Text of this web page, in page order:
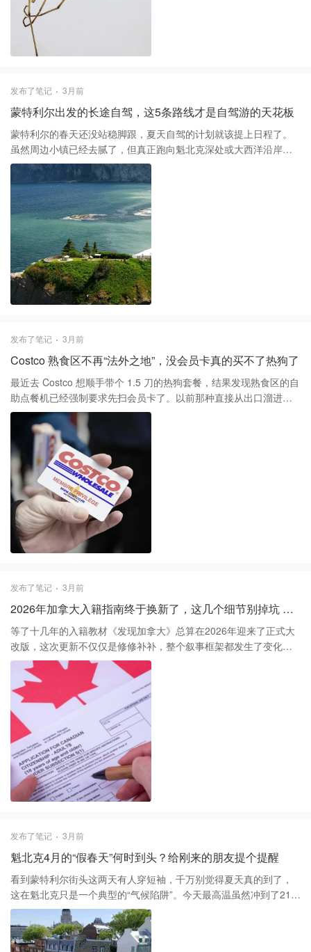
在“相亲”，它们通过集群飞行来吸引雌性。 3️⃣ 生态功臣：虽然烦
人，但它们是食物链的重要一环，鱼类、青蛙、水鸟都靠它们填饱
肚子。 4️⃣ 寿命极短：摇蚊成虫的寿命通常只有一周左右。这种大规
模爆发一年可能发生3到4次。 5️⃣ 绝对安全：它们完全不咬人！ 虽
病。 🔸 如何应对这些“不速之客”？ 如果你想避免摇蚊在自家门口聚
集，请记住以下两点： ▪️ 关掉门灯：摇蚊具有强烈的趋光性，明亮
的灯光会引虫入室。 ▪️ 守好门窗：确保家中纱窗严丝合缝，进出随
手关门。 ▪️ 户外贴士：去湖边（如 Lakeshore）散步的小伙伴建议
戴好口罩，以免因“虫云”密集而不小心“加餐”。 这些小生命虽然生命
周期短暂，却是多伦多自然生态的一部分。看到它们，说明夏天真
的要来啦！
发布了笔记 3月前
蒙特利尔出发的长途自驾，这5条路线才是自驾游的天花板
蒙特利尔的春天还没站稳脚跟，夏天自驾的计划就该提上日程了。
虽然周边小镇已经去腻了，但真正跑向魁北克深处或大西洋沿岸的
长途路线，才是能让人彻底放松的“灵魂重启”。 1️⃣ 首推加斯佩半岛
环线。沿着132号公路开到天荒地老，重点是Percé Rock。那种左
手是大海、右手是悬崖的视觉冲击，没去过的人很难体会。建议留
足一周时间，去Forillon国家公园看魁北克的第一缕阳光。 2️⃣ 夏洛
瓦与萨格奈峡湾。从蒙村向东北开，138号公路的起伏非常有驾驶快
感。去Tadoussac追鲸鱼是标配，萨格奈峡湾的徒步路线也很硬
核，风光完全不输给北欧，特别适合喜欢户外挑战的朋友。 3️⃣ 卡博
特之路（Cabot Trail）。这属于长途里的“大魔王”，虽然单程要十几
个小时，但新斯科舍省的海岸线绝对值回票价。Skyline Trail步道的
尽头就是波澜壮阔的大西洋，运气好在路边就能遇见麋鹿。 4️⃣ 圣让
常放松，沿途有著名的蓝莓采摘园和圣费利西安野生动物园。这里
路况宽敞，是典型的慢节奏、适合家庭出游的路线。 5️⃣ 领航员之
路。沿着圣劳伦斯河南岸慢慢晃悠。路过Bic国家公园时一定要停下
来，那里的落日和岩石上的海豹非常出名。整条路充满了灯塔、海
鲜餐厅和小镇的文艺气息，特别适合自驾摄影。 记得出发前一定要
检查胎压，魁北克的路况大家懂的。
发布了笔记 3月前
Costco 熟食区不再“法外之地”，没会员卡真的买不了热狗了
最近去 Costco 想顺手带个 1.5 刀的热狗套餐，结果发现熟食区的自
助点餐机已经强制要求先扫会员卡了。以前那种直接从出口溜进去
买个披萨的日子看来是真的结束了，Costco 现在的管控措施明显在
全线升级，这种“ members-only ”的属性被强化到了极致。 其实这
事早有预兆，毕竟会员费才是人家的核心利润来源，长期让非会员
通过熟食区蹭福利确实不符合商业逻辑。现在不仅是室内区域，连
很多室外窗口也开始严格执行扫码。虽然对持卡会员来说可能只是
多扫一下的功夫，但确实在一定程度上能缓解周末排长队的压力，
过滤掉了一部分非核心客群。 如果平时只是偶尔想去吃个快餐，现
在最稳妥的办法还是找有卡的朋友同行。顺便分享个细节，虽然熟
食区查得严，但药房通常因为法律规定还是对公众开放的。不过既
然整体政策在收紧，未来进出门的审核只会更严格。还没办卡的朋
很快就能把年费省出来。 1️⃣ 扫码门槛：自助机器需先验证会员身
份，否则无法进入菜单界面。 2️⃣ 入口管控：部分门店安装了数字扫
描仪，防止非会员通过出口逆流进入。 3️⃣ 逻辑背后：提高会员价
值，通过减少非会员客流来提升付费用户的体验。
发布了笔记 3月前
2026年加拿大入籍指南终于换新了，这几个细节别掉坑 🇨🇦
等了十几年的入籍教材《发现加拿大》总算在2026年迎来了正式大
改版，这次更新不仅仅是修修补补，整个叙事框架都发生了变化。
如果你最近正准备递交申请或者已经在排队等待，千万别再抱着
2011年的旧版死磕了，特别是关于原住民历史和现代法律义务的部
分，新版的内容量增加了很多，考题重点也随之发生了明显偏移。
这次最显著的变化是强化了对条约权利和原住民贡献的描述，甚至
加入了不少关于加拿大在现代科技和应对气候变化方面的成就。以
前大家总觉得入籍考试就是考历史年代和地理常识，但现在的趋势
更倾向于考察你对加拿大当代社会价值的理解，如果还是按照以前
那种死记硬背年份的思路去准备，很容易在那些新增的场景选择题
上栽跟头。 准备过程中一定要注意，官方新版指南里增加了很多互
动案例，这些内容往往就是高频考点的来源。说实话，虽然教材变
历史名词。建议大家在刷题时多留意官方配套的在线模拟工具，那
些更新后的样题才是最贴合2026年新大纲的风向标。 最后想提醒大
家，教材更新初期的考试题库往往还在动态调整中。与其到处搜集
那些可能已经过时的所谓“秘籍”，不如踏踏实实把新版教材里的侧边
栏和术语表读透，毕竟这种一劳永逸的事情，多花点心思在细节
上，总比因为大意而挂掉重考要省心得多。
发布了笔记 3月前
魁北克4月的“假春天”何时到头？给刚来的朋友提个提醒
看到蒙特利尔街头这两天有人穿短袖，千万别觉得夏天真的到了，
这在魁北克只是一个典型的“气候陷阱”。今天最高温虽然冲到了21
度，但根据气象局的最新预报，这种反常的温暖只是昙花一现。从
本周三晚上开始，气温会伴随连续降雨一路狂跌，周末甚至可能再
次看到雨夹雪，最高温缩水到只有7度左右。 很多刚来的朋友最关心